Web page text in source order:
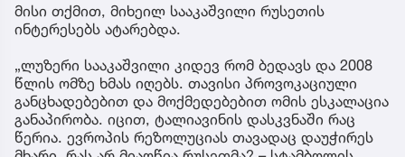
მისი თქმით, მიხეილ სააკაშვილი რუსეთის
ინტერესებს ატარებდა.
„ლუზერი სააკაშვილი კიდევ რომ ბედავს და 2008
წლის ომზე ხმას იღებს. თავისი პროვოკაციული
განცხადებებით და მოქმედებებით ომის ესკალაცია
განაპირობა. იცით, ტალიავინის დასკვნაში რაც
წერია. ევროპის რეზოლუციას თავადაც დაუჭირეს